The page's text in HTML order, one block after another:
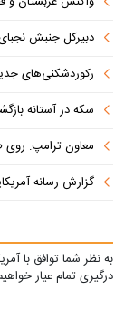
دبیرکل جنبش
رکوردشکنی‌های جدید بورس/ شاخص
سکه در آستانه بازگشت به
معاون ترامپ: روی
گزارش رسانه
به نظر شما توافق با
درگیری تمام عیار